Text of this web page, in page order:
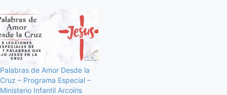
Palabras de Amor Desde la
Cruz – Programa Especial –
Ministerio Infantil Arcoíris